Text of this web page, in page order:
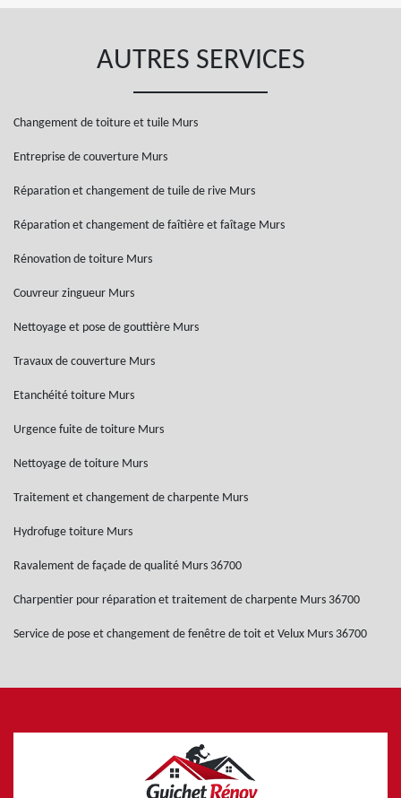
AUTRES SERVICES
Changement de toiture et tuile Murs
Entreprise de couverture Murs
Réparation et changement de tuile de rive Murs
Réparation et changement de faîtière et faîtage Murs
Rénovation de toiture Murs
Couvreur zingueur Murs
Nettoyage et pose de gouttière Murs
Travaux de couverture Murs
Etanchéité toiture Murs
Urgence fuite de toiture Murs
Nettoyage de toiture Murs
Traitement et changement de charpente Murs
Hydrofuge toiture Murs
Ravalement de façade de qualité Murs 36700
Charpentier pour réparation et traitement de charpente Murs 36700
Service de pose et changement de fenêtre de toit et Velux Murs 36700